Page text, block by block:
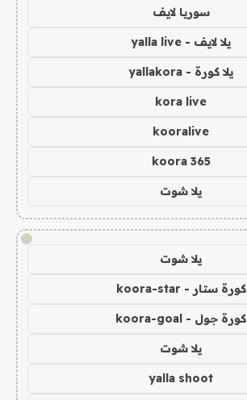
سوريا لايف
يلا لايف - yalla live
يلا كورة - yallakora
kora live
kooralive
koora 365
يلا شوت
!
يلا شوت
كورة ستار - koora-star
كورة جول - koora-goal
يلا شوت
yalla shoot